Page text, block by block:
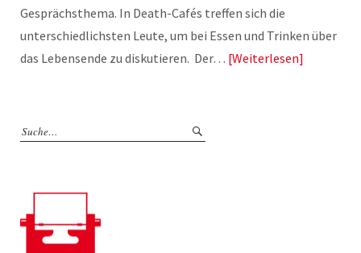
Gesprächsthema. In Death-Cafés treffen sich die
unterschiedlichsten Leute, um bei Essen und Trinken über
das Lebensende zu diskutieren. Der… Weiterlesen